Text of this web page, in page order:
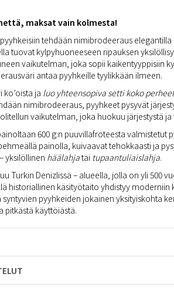
maksat vain kolmesta!
tehdään nimibrodeeraus elegantilla
tuovat kylpyhuoneeseen ripauksen
vaikutelman, joka sopii kaikentyyppisiin
antaa pyyhkeille tyylikkään ilmeen.
ko’oista ja luo yhteensopiva setti koko
nimibrodeeraus, pyyhkeet pysyvät
vaikutelman, joka huokuu järjestystä ja
600 g:n puuvillafroteesta valmistetut
painolla, kuivaavat tehokkaasti ja
yksilöllinen häälahjatai tupaantuliaislahja.
Turkin Denizlissä – alueella, jolla on yli 500
historiallinen käsityötaito yhdistyy moderniin
pyyhkeiden jokainen yksityiskohta
pitkästä käyttöiästä.